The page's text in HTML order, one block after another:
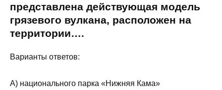
представлена действующая модель
грязевого вулкана, расположен на
территории….
Варианты ответов:
A) национального парка «Нижняя Кама»